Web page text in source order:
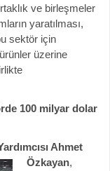
ve birleşmeler
yaratılması,
sektör için
üzerine
100 milyar dolar
Ahmet
Özkayan,